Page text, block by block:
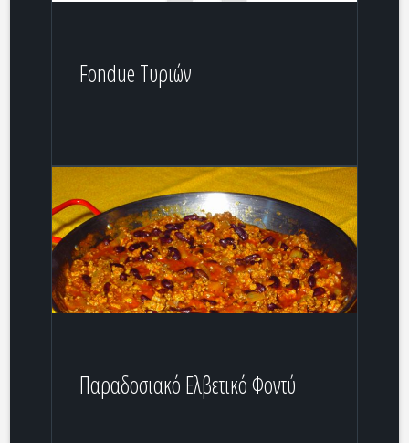
Fondue Τυριών
Παραδοσιακό Ελβετικό Φοντύ